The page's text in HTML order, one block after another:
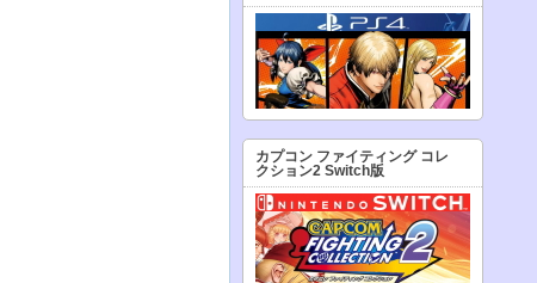
カプコン ファイティング コレ
クション2 Switch版